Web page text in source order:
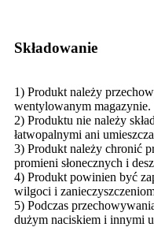
Składowanie
1) Produkt należy
wentylowanym magazynie.
2) Produktu nie należy
łatwopalnymi ani
3) Produkt należy chronić
promieni słonecznych i
4) Produkt powinien być
wilgoci i
5) Podczas
dużym naciskiem i innymi